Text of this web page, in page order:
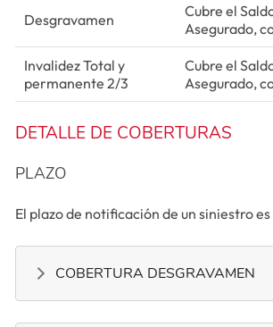
Desgravamen
Cubre el
Asegurado,
Invalidez Total y
permanente 2/3
Cubre el
Asegurado,
DETALLE DE COBERTURAS
PLAZO
El plazo de notificación de un siniestro
COBERTURA DESGRAVAMEN